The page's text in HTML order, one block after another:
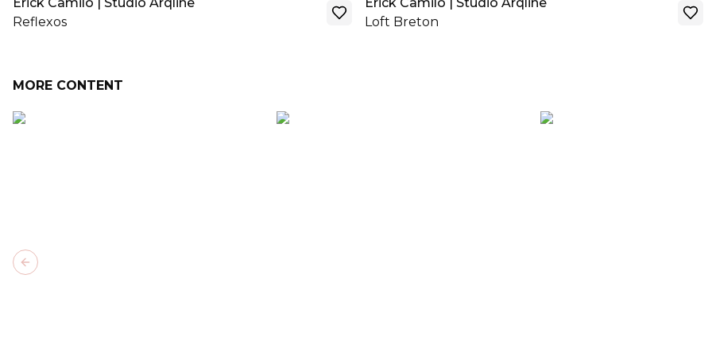
Reflexos
Loft Breton
MORE CONTENT
Previous slide